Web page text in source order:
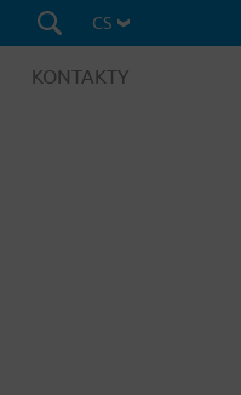
CS
KONTAKTY